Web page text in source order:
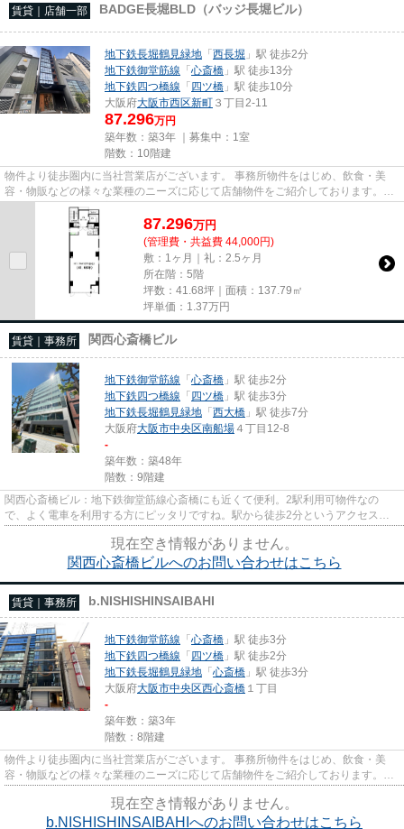
賃貸｜店舗一部 BADGE長堀BLD（バッジ長堀ビル）
地下鉄長堀鶴見緑地 「西長堀 」駅 徒歩2分
地下鉄御堂筋線 「心斎橋 」駅 徒歩13分
地下鉄四つ橋線 「四ツ橋 」駅 徒歩10分
大阪府大阪市西区新町 ３丁目2-11
87.296万円
築年数：築3年 ｜募集中： 1室
階数：10階建
物件より徒歩圏内に当社営業店がございます。 事務所物件をはじめ、飲食・美
容・物販などの様々な業種のニーズに応じて店舗物件をご紹介しております。
尚、弊社ではおとり広告は一切...
87.296万円
(管理費・共益費 44,000円)
敷：1ヶ月｜礼：2.5ヶ月
所在階：5階
坪数：41.68坪｜面積：137.79㎡
坪単価： 1.37万円
賃貸｜事務所 関西心斎橋ビル
地下鉄御堂筋線 「心斎橋 」駅 徒歩2分
地下鉄四つ橋線 「四ツ橋 」駅 徒歩3分
地下鉄長堀鶴見緑地 「西大橋 」駅 徒歩7分
大阪府大阪市中央区南船場 ４丁目12-8
-
築年数：築48年
階数：9階建
関西心斎橋ビル：地下鉄御堂筋線心斎橋にも近くて便利。2駅利用可物件なの
で、よく電車を利用する方にピッタリですね。駅から徒歩2分というアクセス良
好な駅近物件はいかがですか。場...
現在空き情報がありません。
関西心斎橋ビルへのお問い合わせはこちら
賃貸｜事務所 b.NISHISHINSAIBAHI
地下鉄御堂筋線 「心斎橋 」駅 徒歩3分
地下鉄四つ橋線 「四ツ橋 」駅 徒歩2分
地下鉄長堀鶴見緑地 「心斎橋 」駅 徒歩3分
大阪府大阪市中央区西心斎橋 １丁目
-
築年数：築3年
階数：8階建
物件より徒歩圏内に当社営業店がございます。 事務所物件をはじめ、飲食・美
容・物販などの様々な業種のニーズに応じて店舗物件をご紹介しております。
尚、弊社ではおとり広告は一切...
現在空き情報がありません。
b.NISHISHINSAIBAHIへのお問い合わせはこちら